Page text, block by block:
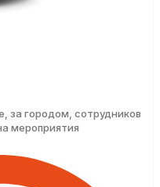
за городом, сотрудников
мероприятия